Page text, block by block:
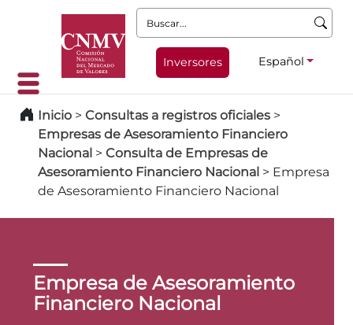
Buscar:
Inversores Español
Inicio > Consultas a registros oficiales >
Empresas de Asesoramiento Financiero
Nacional > Consulta de Empresas de
Asesoramiento Financiero Nacional > Empresa
de Asesoramiento Financiero Nacional
Empresa de Asesoramiento
Financiero Nacional